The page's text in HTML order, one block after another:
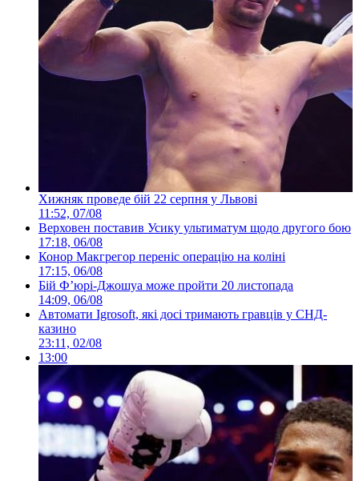
Хижняк проведе бій 22 серпня у Львові
11:52, 07/08
Верховен поставив Усику ультиматум щодо другого бою
17:18, 06/08
Конор Макгрегор переніс операцію на коліні
17:15, 06/08
Бій Ф’юрі-Джошуа може пройти 20 листопада
14:09, 06/08
Автомати Igrosoft, які досі тримають гравців у СНД-
казино
23:11, 02/08
13:00